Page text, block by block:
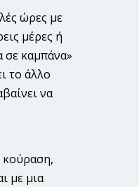
ώρες με
μέρες ή
σε καμπάνα»
το άλλο
να
κούραση,
με μια